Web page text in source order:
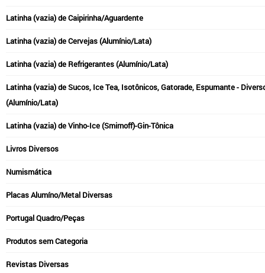
Latinha (vazia) de Caipirinha/Aguardente
Latinha (vazia) de Cervejas (Alumínio/Lata)
Latinha (vazia) de Refrigerantes (Alumínio/Lata)
Latinha (vazia) de Sucos, Ice Tea, Isotônicos, Gatorade, Espumante -
(Alumínio/Lata)
Latinha (vazia) de Vinho-Ice (Smirnoff)-Gin-Tônica
Livros Diversos
Numismática
Placas Alumíno/Metal Diversas
Portugal Quadro/Peças
Produtos sem Categoria
Revistas Diversas